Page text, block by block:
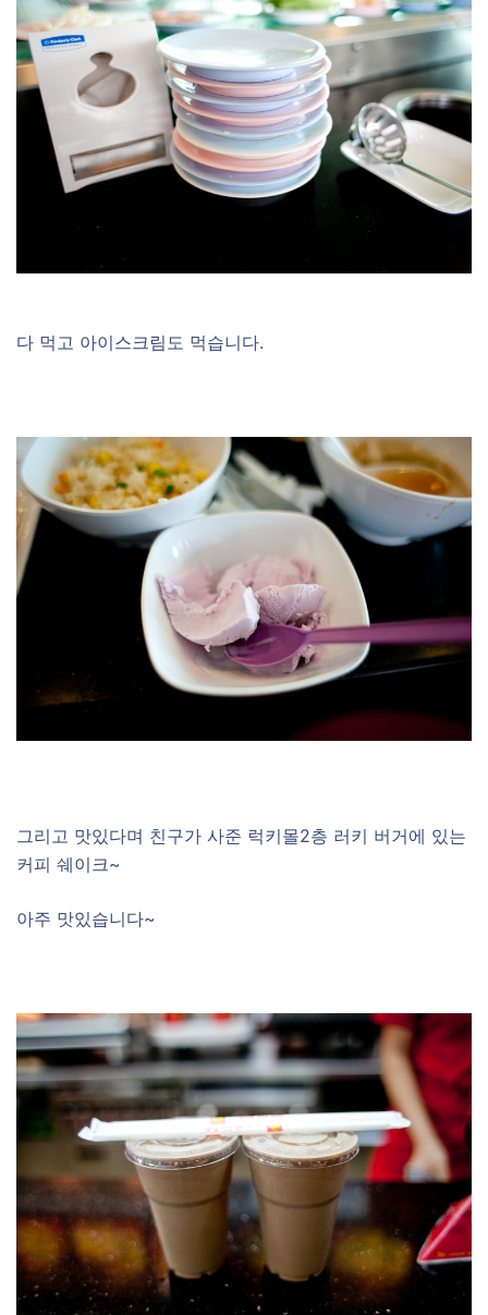
다 먹고 아이스크림도 먹습니다.
그리고 맛있다며 친구가 사준 럭키몰2층 러키 버거에 있는
커피 쉐이크~
아주 맛있습니다~